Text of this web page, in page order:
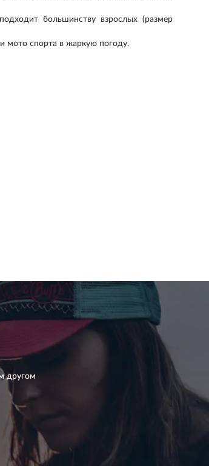
большинству взрослых (размер
и мото спорта в жаркую погоду.
другом